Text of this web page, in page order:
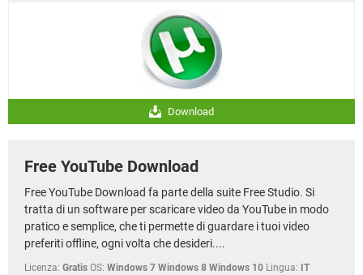
Download
Free YouTube Download
Free YouTube Download fa parte della suite Free Studio. Si
tratta di un software per scaricare video da YouTube in modo
pratico e semplice, che ti permette di guardare i tuoi video
preferiti offline, ogni volta che desideri....
Licenza: Gratis OS: Windows 7 Windows 8 Windows 10 Lingua: IT